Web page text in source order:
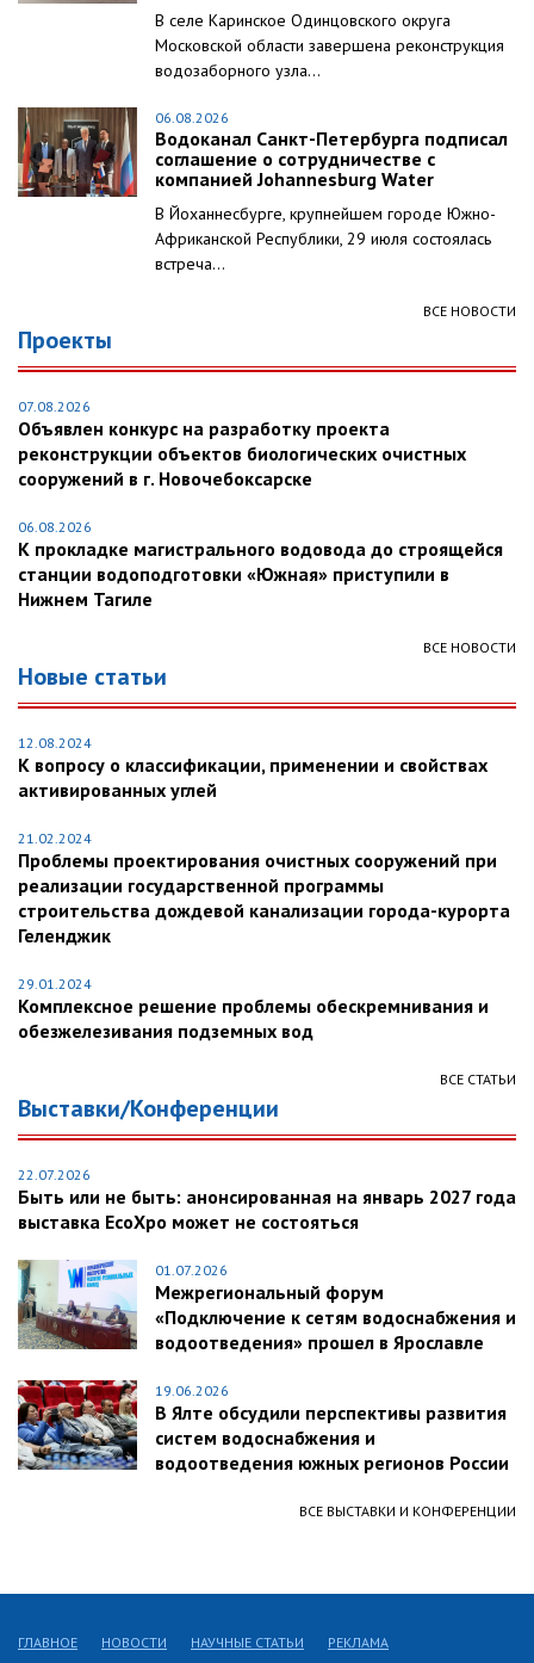
В селе Каринское Одинцовского округа
Московской области завершена реконструкция
водозаборного узла...
06.08.2026
Водоканал Санкт-Петербурга подписал
соглашение о сотрудничестве с
компанией Johannesburg Water
В Йоханнесбурге, крупнейшем городе Южно-
Африканской Республики, 29 июля состоялась
встреча...
ВСЕ НОВОСТИ
Проекты
07.08.2026
Объявлен конкурс на разработку проекта
реконструкции объектов биологических очистных
сооружений в г. Новочебоксарске
06.08.2026
К прокладке магистрального водовода до строящейся
станции водоподготовки «Южная» приступили в
Нижнем Тагиле
ВСЕ НОВОСТИ
Новые статьи
12.08.2024
К вопросу о классификации, применении и свойствах
активированных углей
21.02.2024
Проблемы проектирования очистных сооружений при
реализации государственной программы
строительства дождевой канализации города-курорта
Геленджик
29.01.2024
Комплексное решение проблемы обескремнивания и
обезжелезивания подземных вод
ВСЕ СТАТЬИ
Выставки/Конференции
22.07.2026
Быть или не быть: анонсированная на январь 2027 года
выставка EcoXpo может не состояться
01.07.2026
Межрегиональный форум
«Подключение к сетям водоснабжения и
водоотведения» прошел в Ярославле
19.06.2026
В Ялте обсудили перспективы развития
систем водоснабжения и
водоотведения южных регионов России
ВСЕ ВЫСТАВКИ И КОНФЕРЕНЦИИ
ГЛАВНОЕ НОВОСТИ НАУЧНЫЕ СТАТЬИ РЕКЛАМА